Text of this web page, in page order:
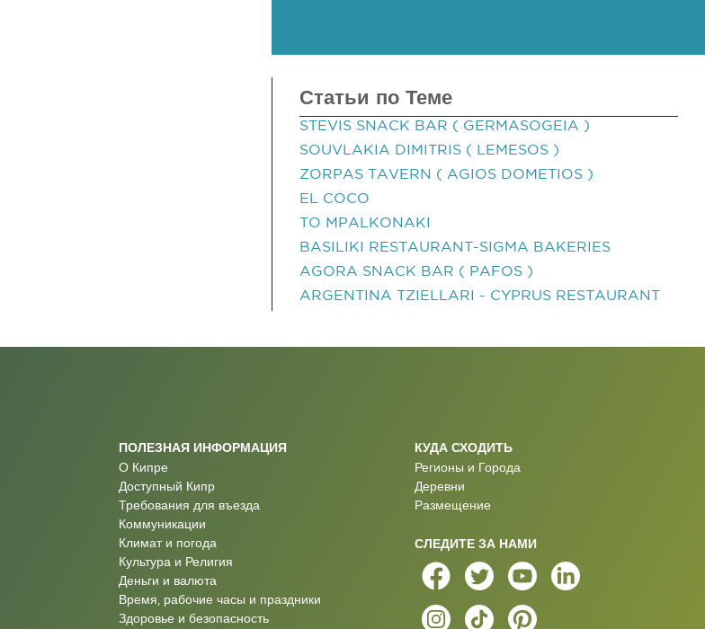
Статьи по Теме
STEVIS SNACK BAR ( GERMASOGEIA )
SOUVLAKIA DIMITRIS ( LEMESOS )
ZORPAS TAVERN ( AGIOS DOMETIOS )
EL COCO
TO MPALKONAKI
BASILIKI RESTAURANT-SIGMA BAKERIES
AGORA SNACK BAR ( PAFOS )
ARGENTINA TZIELLARI - CYPRUS RESTAURANT
ПОЛЕЗНАЯ ИНФОРМАЦИЯ
О Кипре
Доступный Кипр
Требования для въезда
Коммуникации
Климат и погода
Культура и Религия
Деньги и валюта
Время, рабочие часы и праздники
Здоровье и безопасность
КУДА СХОДИТЬ
Регионы и Города
Деревни
Размещение
СЛЕДИТЕ ЗА НАМИ